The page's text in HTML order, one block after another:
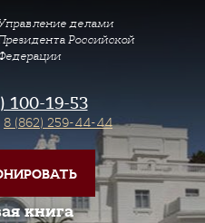
делами
Российской
100-19-53
8 (862) 259-44-44
книга